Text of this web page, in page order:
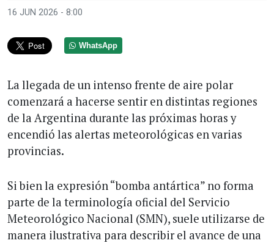
16 JUN 2026 - 8:00
WhatsApp
La llegada de un intenso frente de aire polar
comenzará a hacerse sentir en distintas regiones
de la Argentina durante las próximas horas y
encendió las alertas meteorológicas en varias
provincias.
Si bien la expresión “bomba antártica” no forma
parte de la terminología oficial del Servicio
Meteorológico Nacional (SMN), suele utilizarse de
manera ilustrativa para describir el avance de una